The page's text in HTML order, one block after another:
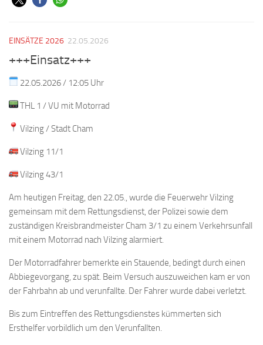
EINSÄTZE 2026 22.05.2026
+++Einsatz+++
22.05.2026 / 12:05 Uhr
THL 1 / VU mit Motorrad
Vilzing / Stadt Cham
Vilzing 11/1
Vilzing 43/1
Am heutigen Freitag, den 22.05., wurde die Feuerwehr Vilzing
gemeinsam mit dem Rettungsdienst, der Polizei sowie dem
zuständigen Kreisbrandmeister Cham 3/1 zu einem Verkehrsunfall
mit einem Motorrad nach Vilzing alarmiert.
Der Motorradfahrer bemerkte ein Stauende, bedingt durch einen
Abbiegevorgang, zu spät. Beim Versuch auszuweichen kam er von
der Fahrbahn ab und verunfallte. Der Fahrer wurde dabei verletzt.
Bis zum Eintreffen des Rettungsdienstes kümmerten sich
Ersthelfer vorbildlich um den Verunfallten.